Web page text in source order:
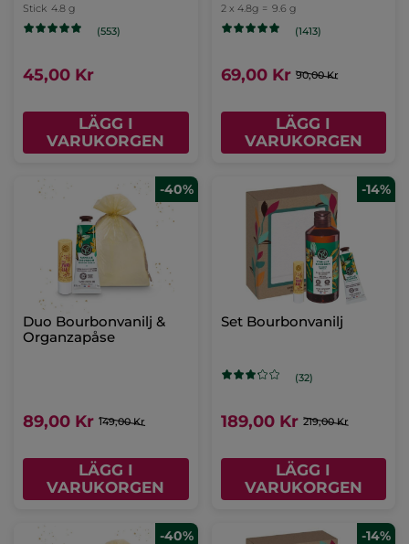
Stick 4.8 g
(553)
45,00 Kr
LÄGG I
VARUKORGEN
2 x 4.8g = 9.6 g
(1413)
69,00 Kr 90,00 Kr
LÄGG I
VARUKORGEN
-40%
Duo Bourbonvanilj &
Organzapåse
89,00 Kr 149,00 Kr
LÄGG I
VARUKORGEN
-14%
Set Bourbonvanilj
(32)
189,00 Kr 219,00 Kr
LÄGG I
VARUKORGEN
-40% -14%